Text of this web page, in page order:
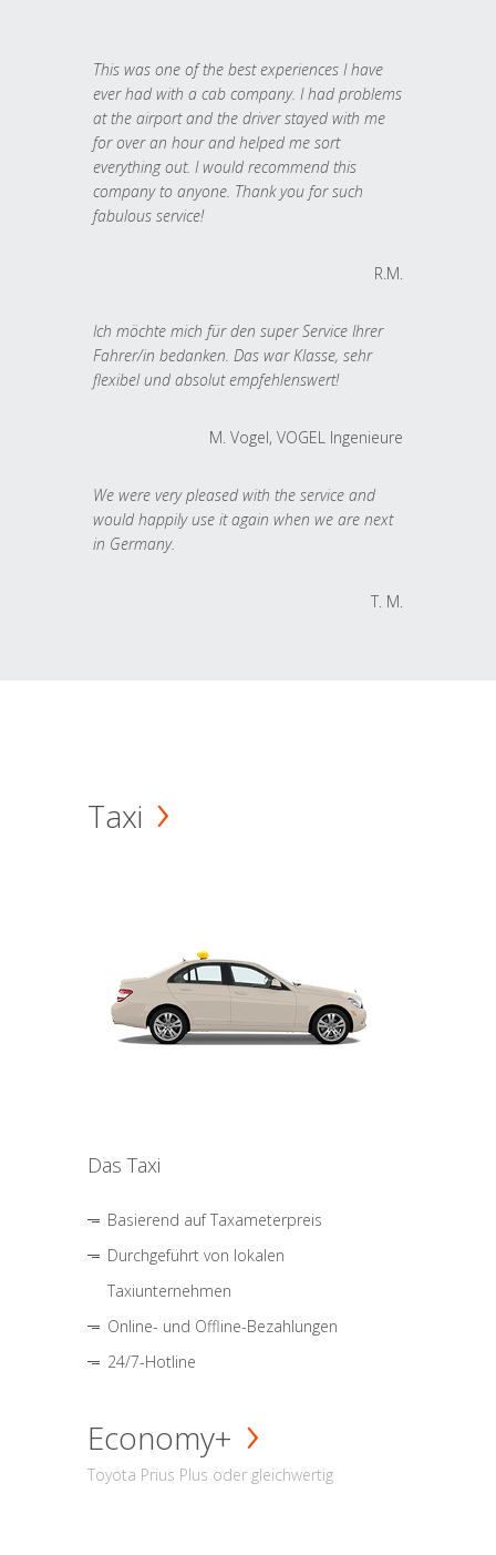
This was one of the best experiences I have
ever had with a cab company. I had problems
at the airport and the driver stayed with me
for over an hour and helped me sort
everything out. I would recommend this
company to anyone. Thank you for such
fabulous service!
R.M.
Ich möchte mich für den super Service Ihrer
Fahrer/in bedanken. Das war Klasse, sehr
flexibel und absolut empfehlenswert!
M. Vogel, VOGEL Ingenieure
We were very pleased with the service and
would happily use it again when we are next
in Germany.
T. M.
Taxi
Das Taxi
Basierend auf Taxameterpreis
Durchgeführt von lokalen
Taxiunternehmen
Online- und Offline-Bezahlungen
24/7-Hotline
Economy+
Toyota Prius Plus oder gleichwertig